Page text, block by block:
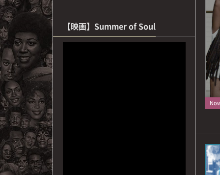
【映画】Summer of Soul